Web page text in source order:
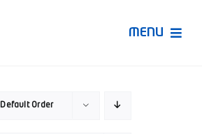
MENU
Default Order